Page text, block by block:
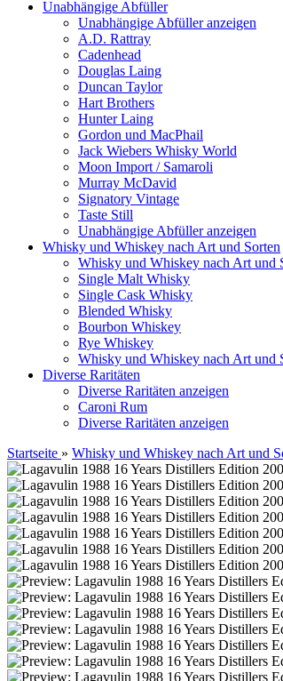
Unabhängige Abfüller
Unabhängige Abfüller anzeigen
A.D. Rattray
Cadenhead
Douglas Laing
Duncan Taylor
Hart Brothers
Hunter Laing
Gordon und MacPhail
Jack Wiebers Whisky World
Moon Import / Samaroli
Murray McDavid
Signatory Vintage
Taste Still
Unabhängige Abfüller anzeigen
Whisky und Whiskey nach Art und Sorten
Whisky und Whiskey nach Art und
Single Malt Whisky
Single Cask Whisky
Blended Whisky
Bourbon Whiskey
Rye Whiskey
Whisky und Whiskey nach Art und
Diverse Raritäten
Diverse Raritäten anzeigen
Caroni Rum
Diverse Raritäten anzeigen
Startseite » Whisky und Whiskey nach Art und